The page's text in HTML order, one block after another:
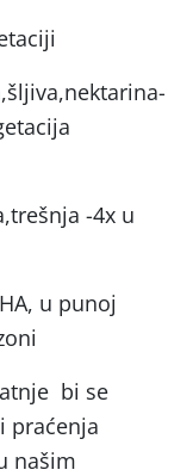
-4x u
u punoj
bi se
praćenja
našim